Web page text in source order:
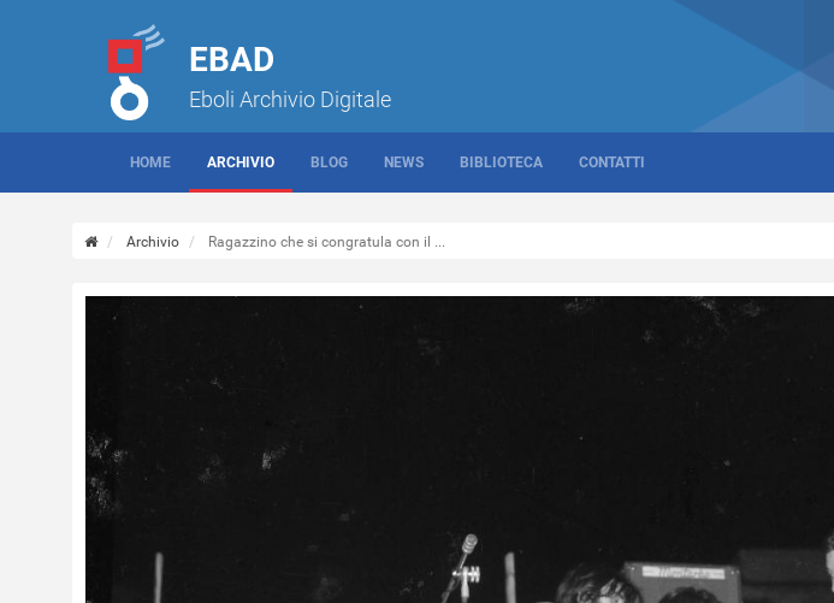
EBAD
Eboli Archivio Digitale
HOME ARCHIVIO BLOG NEWS BIBLIOTECA CONTATTI
Archivio Ragazzino che si congratula con il ...